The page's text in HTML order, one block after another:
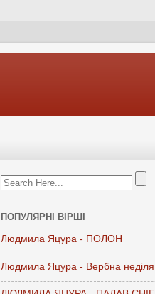
ПОПУЛЯРНІ ВІРШІ
Людмила Яцура - ПОЛОН
Людмила Яцура - Вербна неділя